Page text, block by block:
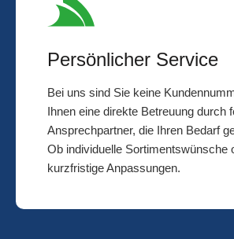
Persönlicher Service
Bei uns sind Sie keine
Ihnen eine direkte Betreuung durch
Ansprechpartner, die Ihren Bedarf
Ob individuelle Sortimentswünsche
kurzfristige Anpassungen.